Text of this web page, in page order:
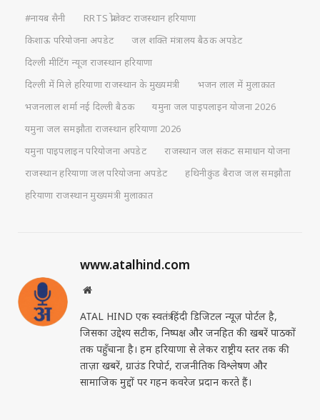
#नायब सैनी
RRTS प्रोजेक्ट राजस्थान हरियाणा
किशाऊ परियोजना अपडेट
जल शक्ति मंत्रालय बैठक अपडेट
दिल्ली मीटिंग न्यूज राजस्थान हरियाणा
दिल्ली में मिले हरियाणा राजस्थान के मुख्यमंत्री
भजन लाल में मुलाक़ात
भजनलाल शर्मा नई दिल्ली बैठक
यमुना जल पाइपलाइन योजना 2026
यमुना जल समझौता राजस्थान हरियाणा 2026
यमुना पाइपलाइन परियोजना अपडेट
राजस्थान जल संकट समाधान योजना
राजस्थान हरियाणा जल परियोजना अपडेट
हथिनीकुंड बैराज जल समझौता
हरियाणा राजस्थान मुख्यमंत्री मुलाक़ात
www.atalhind.com
Website
ATAL HIND एक स्वतंत्र हिंदी डिजिटल न्यूज़ पोर्टल है,
जिसका उद्देश्य सटीक, निष्पक्ष और जनहित की खबरें पाठकों
तक पहुँचाना है। हम हरियाणा से लेकर राष्ट्रीय स्तर तक की
ताज़ा खबरें, ग्राउंड रिपोर्ट, राजनीतिक विश्लेषण और
सामाजिक मुद्दों पर गहन कवरेज प्रदान करते हैं।